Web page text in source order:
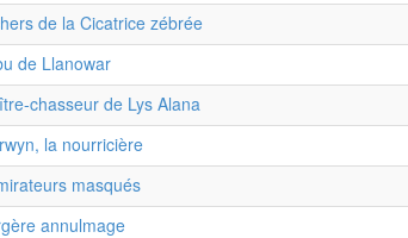
de la Cicatrice zébrée
de Llanowar
chasseur de Lys Alana
la nourricière
masqués
annulmage